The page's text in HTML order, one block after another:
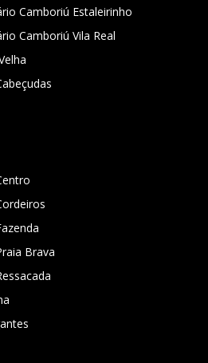
Camboriú Estaleirinho
Camboriú Vila Real
Brava